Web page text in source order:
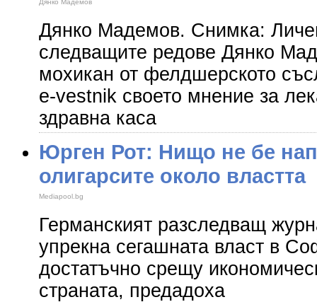
Дянко Мадемов
Дянко Мадемов. Снимка:
следващите редове Дянко
мохикан от фелдшерското
e-vestnik своето мнение за
здравна каса
Юрген Рот: Нищо не бе
олигарсите около властта
Mediapool.bg
Германският разследващ
упрекна сегашната власт в
достатъчно срещу
страната, предадоха